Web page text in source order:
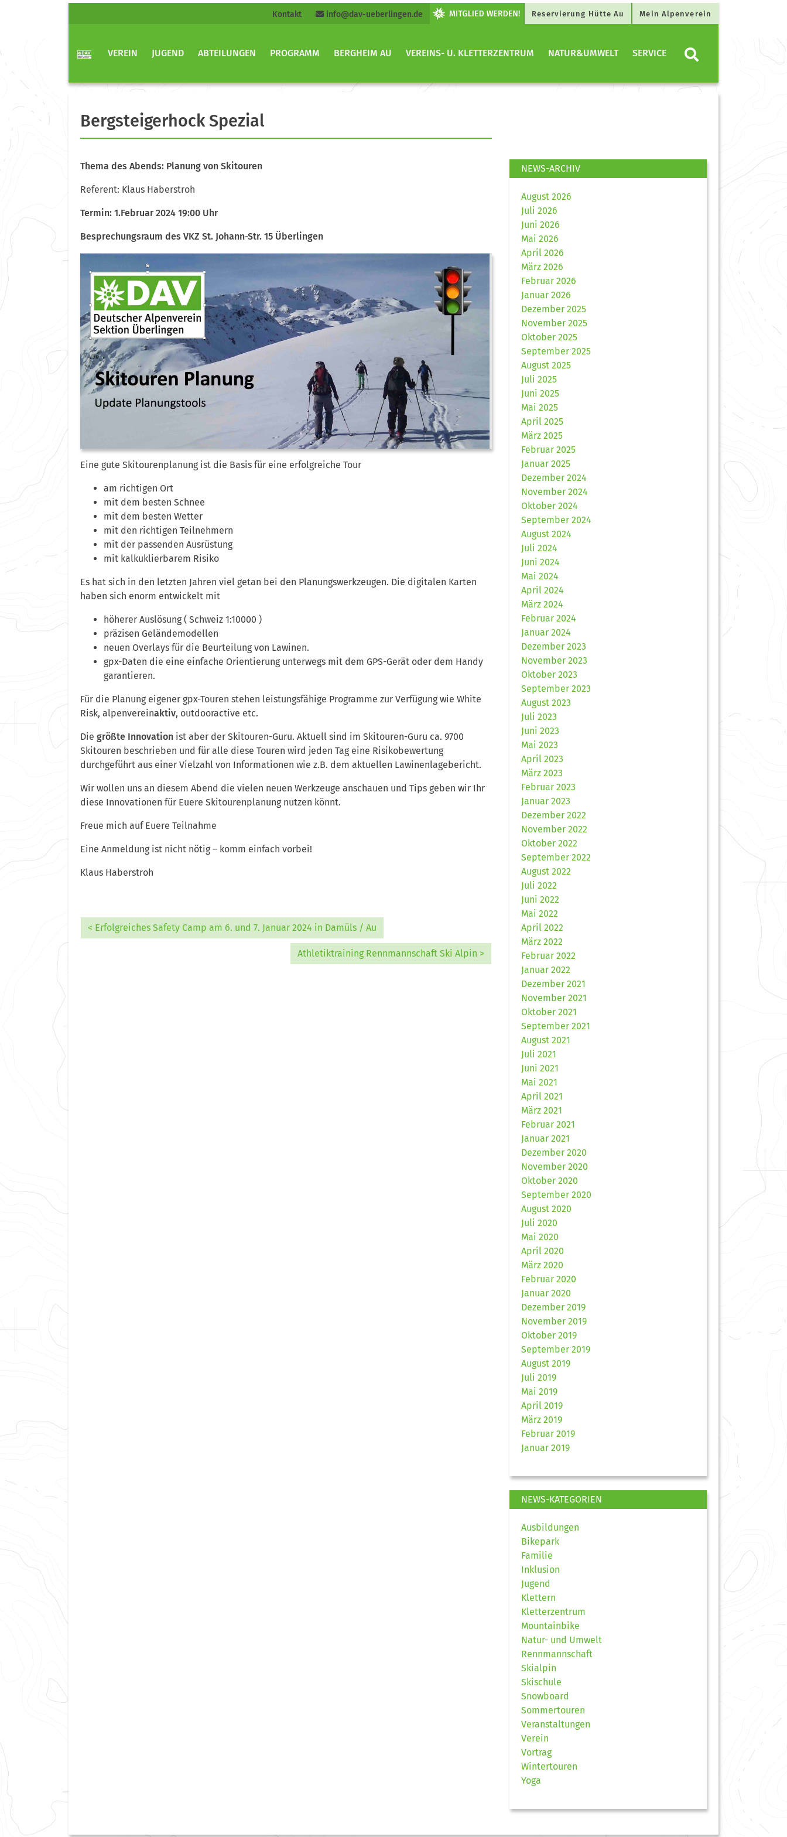
Kontakt info@dav-ueberlingen.de Reservierung Hütte Au Mein Alpenverein
VEREIN JUGEND ABTEILUNGEN PROGRAMM BERGHEIM AU VEREINS- U. KLETTERZENTRUM NATUR&UMWELT SERVICE
Bergsteigerhock Spezial
Thema des Abends: Planung von Skitouren
Referent: Klaus Haberstroh
Termin: 1.Februar 2024 19:00 Uhr
Besprechungsraum des VKZ St. Johann-Str. 15 Überlingen
Eine gute Skitourenplanung ist die Basis für eine erfolgreiche Tour
am richtigen Ort
mit dem besten Schnee
mit dem besten Wetter
mit den richtigen Teilnehmern
mit der passenden Ausrüstung
mit kalkuklierbarem Risiko
Es hat sich in den letzten Jahren viel getan bei den Planungswerkzeugen. Die digitalen Karten
haben sich enorm entwickelt mit
höherer Auslösung ( Schweiz 1:10000 )
präzisen Geländemodellen
neuen Overlays für die Beurteilung von Lawinen.
gpx-Daten die eine einfache Orientierung unterwegs mit dem GPS-Gerät oder dem Handy
garantieren.
Für die Planung eigener gpx-Touren stehen leistungsfähige Programme zur Verfügung wie White
Risk, alpenvereinaktiv, outdooractive etc.
Die größte Innovation ist aber der Skitouren-Guru. Aktuell sind im Skitouren-Guru ca. 9700
Skitouren beschrieben und für alle diese Touren wird jeden Tag eine Risikobewertung
durchgeführt aus einer Vielzahl von Informationen wie z.B. dem aktuellen Lawinenlagebericht.
Wir wollen uns an diesem Abend die vielen neuen Werkzeuge anschauen und Tips geben wir Ihr
diese Innovationen für Euere Skitourenplanung nutzen könnt.
Freue mich auf Euere Teilnahme
Eine Anmeldung ist nicht nötig – komm einfach vorbei!
Klaus Haberstroh
< Erfolgreiches Safety Camp am 6. und 7. Januar 2024 in Damüls / Au
Athletiktraining Rennmannschaft Ski Alpin >
NEWS-ARCHIV
August 2026
Juli 2026
Juni 2026
Mai 2026
April 2026
März 2026
Februar 2026
Januar 2026
Dezember 2025
November 2025
Oktober 2025
September 2025
August 2025
Juli 2025
Juni 2025
Mai 2025
April 2025
März 2025
Februar 2025
Januar 2025
Dezember 2024
November 2024
Oktober 2024
September 2024
August 2024
Juli 2024
Juni 2024
Mai 2024
April 2024
März 2024
Februar 2024
Januar 2024
Dezember 2023
November 2023
Oktober 2023
September 2023
August 2023
Juli 2023
Juni 2023
Mai 2023
April 2023
März 2023
Februar 2023
Januar 2023
Dezember 2022
November 2022
Oktober 2022
September 2022
August 2022
Juli 2022
Juni 2022
Mai 2022
April 2022
März 2022
Februar 2022
Januar 2022
Dezember 2021
November 2021
Oktober 2021
September 2021
August 2021
Juli 2021
Juni 2021
Mai 2021
April 2021
März 2021
Februar 2021
Januar 2021
Dezember 2020
November 2020
Oktober 2020
September 2020
August 2020
Juli 2020
Mai 2020
April 2020
März 2020
Februar 2020
Januar 2020
Dezember 2019
November 2019
Oktober 2019
September 2019
August 2019
Juli 2019
Mai 2019
April 2019
März 2019
Februar 2019
Januar 2019
NEWS-KATEGORIEN
Ausbildungen
Bikepark
Familie
Inklusion
Jugend
Klettern
Kletterzentrum
Mountainbike
Natur- und Umwelt
Rennmannschaft
Skialpin
Skischule
Snowboard
Sommertouren
Veranstaltungen
Verein
Vortrag
Wintertouren
Yoga